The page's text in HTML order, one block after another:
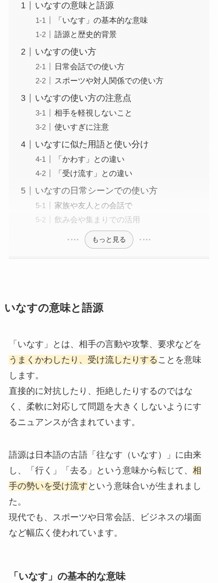
いなすの意味と語源
「いなす」の基本的な意味
語源と歴史的背景
いなすの使い方
日常会話での使い方
スポーツや対人関係での使い方
いなすの使い方の注意点
相手を軽視しないこと
使いすぎに注意
いなすに似た用語と使い分け
「かわす」との違い
「受け流す」との違い
いなすの日常シーンでの使い方
家族や友人との会話で
飲み会や集まりでの活用
もっと見る
いなすの意味と語源
「いなす」とは、相手の言動や攻撃、要求などを
うまくかわしたり、受け流したりする ことを意味
します。
直接的に対抗したり、拒絶したりするのではな
く、柔軟に対応して問題を大きくしないようにす
るニュアンスが含まれています。
語源は日本語の古語「往なす（いなす）」に由来
し、「行く」「去る」という意味から転じて、 相
手の勢いを受け流す という意味合いが生まれまし
た。
現代でも、スポーツや日常会話、ビジネスの場面
など幅広く使われています。
「いなす」の基本的な意味